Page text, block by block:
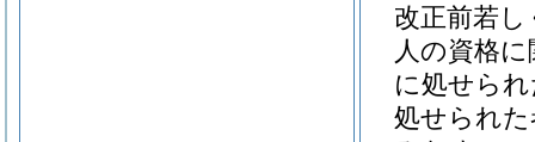
改正前若
人の資格
に処せら
処せられ